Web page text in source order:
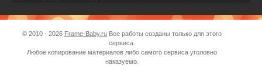
© 2010 - 2026 Frame-Baby.ru Все работы созданы только для этого
сервиса.
Любое копирование материалов либо самого сервиса уголовно
наказуемо.